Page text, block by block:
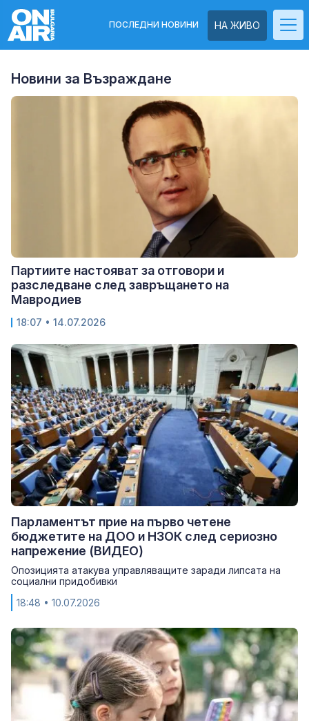
НА ЖИВО
ПОСЛЕДНИ НОВИНИ
Новини за Възраждане
Партиите настояват за отговори и
разследване след завръщането на
Мавродиев
18:07 • 14.07.2026
Парламентът прие на първо четене
бюджетите на ДОО и НЗОК след сериозно
напрежение (ВИДЕО)
Опозицията атакува управляващите заради липсата на
социални придобивки
18:48 • 10.07.2026